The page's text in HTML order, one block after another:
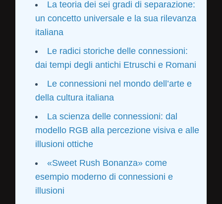
La teoria dei sei gradi di separazione:
un concetto universale e la sua rilevanza
italiana
Le radici storiche delle connessioni:
dai tempi degli antichi Etruschi e Romani
Le connessioni nel mondo dell’arte e
della cultura italiana
La scienza delle connessioni: dal
modello RGB alla percezione visiva e alle
illusioni ottiche
«Sweet Rush Bonanza» come
esempio moderno di connessioni e
illusioni